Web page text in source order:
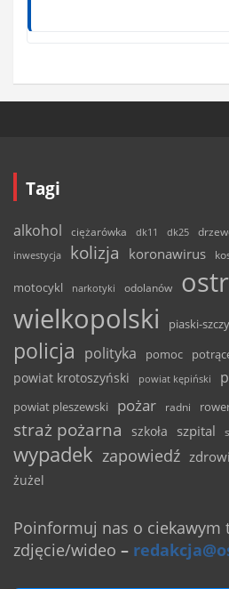
Tagi
alkohol ciężarówka dk11 dk25
inwestycja
kolizja koronawirus
motocykl narkotyki odolanów
wielkopolski
piaski-
policja polityka pomoc
powiat krotoszyński powiat kępiński
powiat pleszewski pożar radni
straż pożarna szkoła szpital
wypadek zapowiedź
żużel
Poinformuj nas o ciekawym
zdjęcie/wideo –